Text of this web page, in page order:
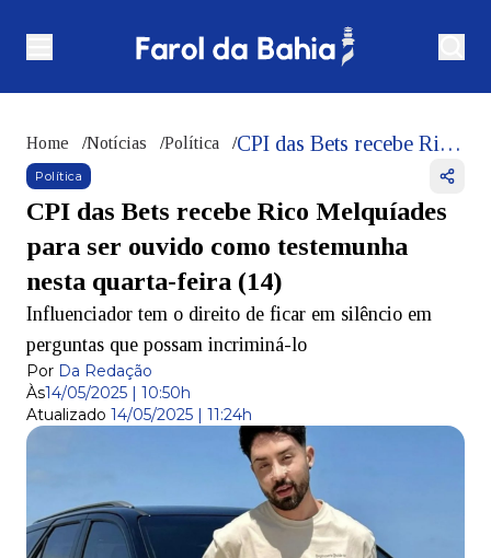
Home /Notícias /Política / CPI das Bets recebe Rico Melquíades para ser ouvido como testemunha nesta quarta-feira (14)
Política
CPI das Bets recebe Rico Melquíades
para ser ouvido como testemunha
nesta quarta-feira (14)
Influenciador tem o direito de ficar em silêncio em
perguntas que possam incriminá-lo
Por Da Redação
Às14/05/2025 | 10:50h
Atualizado 14/05/2025 | 11:24h